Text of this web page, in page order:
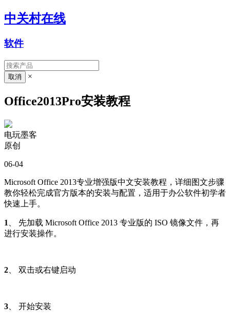
中关村在线
软件
×
Office2013Pro安装教程
电玩墨客
原创
06-04
Microsoft Office 2013专业增强版中文安装教程，详细图文步骤
教你轻松完成官方版本的安装与配置，适用于办公软件初学者
快速上手。
1
、 先加载 Microsoft Office 2013 专业版的 ISO 镜像文件，再
进行安装操作。
2 、 双击或右键启动
3 、 开始安装